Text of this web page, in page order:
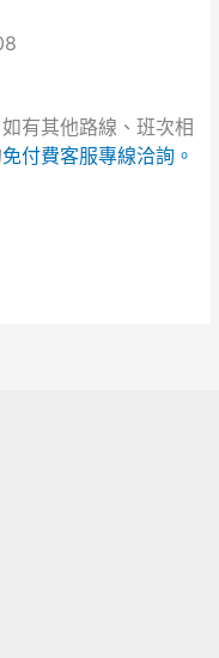
有其他路線、班次相
免付費客服專線洽詢。